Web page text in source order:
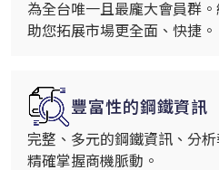
為全台唯一且最龐大會員群
助您拓展市場更全面、快捷。
豐富性的鋼鐵資訊
完整、多元的鋼鐵資訊、分
精確掌握商機脈動。